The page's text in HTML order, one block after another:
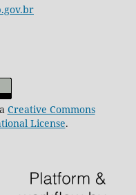
Creative Commons
License.